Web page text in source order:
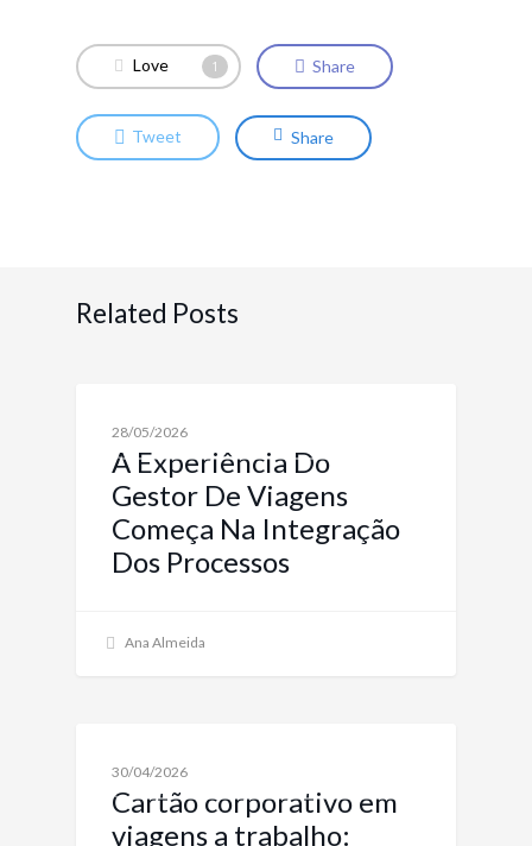
Love 1 Share
Tweet Share
Related Posts
28/05/2026
A Experiência Do
Gestor De Viagens
Começa Na Integração
Dos Processos
Ana Almeida
30/04/2026
Cartão corporativo em
viagens a trabalho: